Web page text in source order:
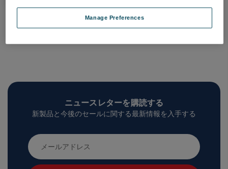
ニュースレターを購読する
新製品と今後のセールに関する最新情報を入手する
メ
ー
ル
Manage Preferences